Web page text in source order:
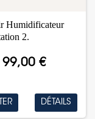
99,00 €
Humidificateur
2.
DÉTAILS